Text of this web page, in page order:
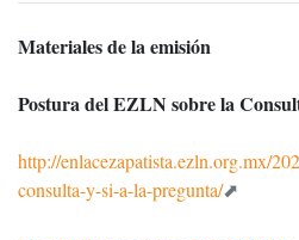
Materiales de la emisión
Postura del EZLN sobre la
http://enlacezapatista.ezln.org.mx/
consulta-y-si-a-la-pregunta/